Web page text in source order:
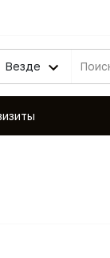
Везде